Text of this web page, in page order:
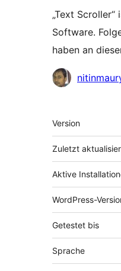
„Text
Software.
haben an
Mitwirkende
Meta
Version
Zuletzt
Aktive
WordPress-
Getestet bis
Sprache